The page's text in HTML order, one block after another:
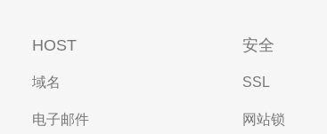
HOST
域名
电子邮件
安全
SSL
网站锁